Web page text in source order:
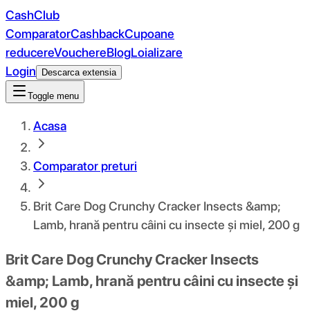
CashClub
ComparatorCashbackCupoane
reducereVouchereBlogLoializare
Login
Descarca extensia
Toggle menu
Acasa
Comparator preturi
Brit Care Dog Crunchy Cracker Insects &amp;
Lamb, hrană pentru câini cu insecte și miel, 200 g
Brit Care Dog Crunchy Cracker Insects
&amp; Lamb, hrană pentru câini cu insecte și
miel, 200 g